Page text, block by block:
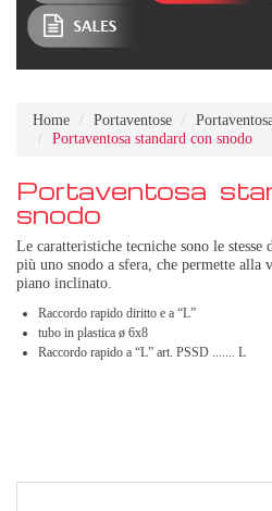
Home Portaventose
Portaventosa standard con snodo
Portaventosa
snodo
Le caratteristiche tecniche sono le stesse
più uno snodo a sfera, che permette alla
piano inclinato.
Raccordo rapido diritto e a “L”
tubo in plastica ø 6x8
Raccordo rapido a “L” art. PSSD ....... L